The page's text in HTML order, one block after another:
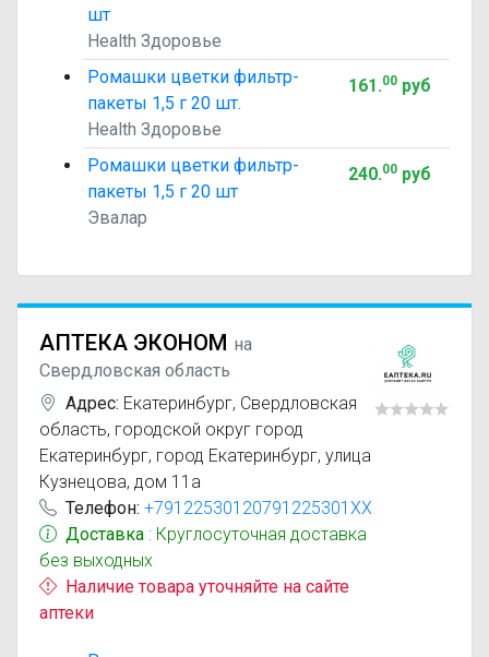
шт
Health Здоровье
Ромашки цветки фильтр-
пакеты 1,5 г 20 шт.
Health Здоровье
161.00руб
Ромашки цветки фильтр-
пакеты 1,5 г 20 шт
Эвалар
240.00руб
АПТЕКА ЭКОНОМ на
Свердловская область
Адрес: Екатеринбург, Свердловская
область, городской округ город
Екатеринбург, город Екатеринбург, улица
Кузнецова, дом 11а
Телефон: +79122530120791225301XX
Доставка : Круглосуточная доставка
без выходных
Наличие товара уточняйте на сайте
аптеки